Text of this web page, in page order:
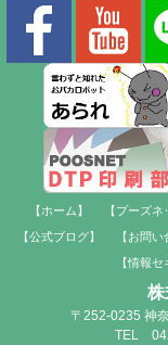
【ホーム】 【プーズネ
【公式ブログ】
【お問い
【情報
〒252-0235 神
TEL